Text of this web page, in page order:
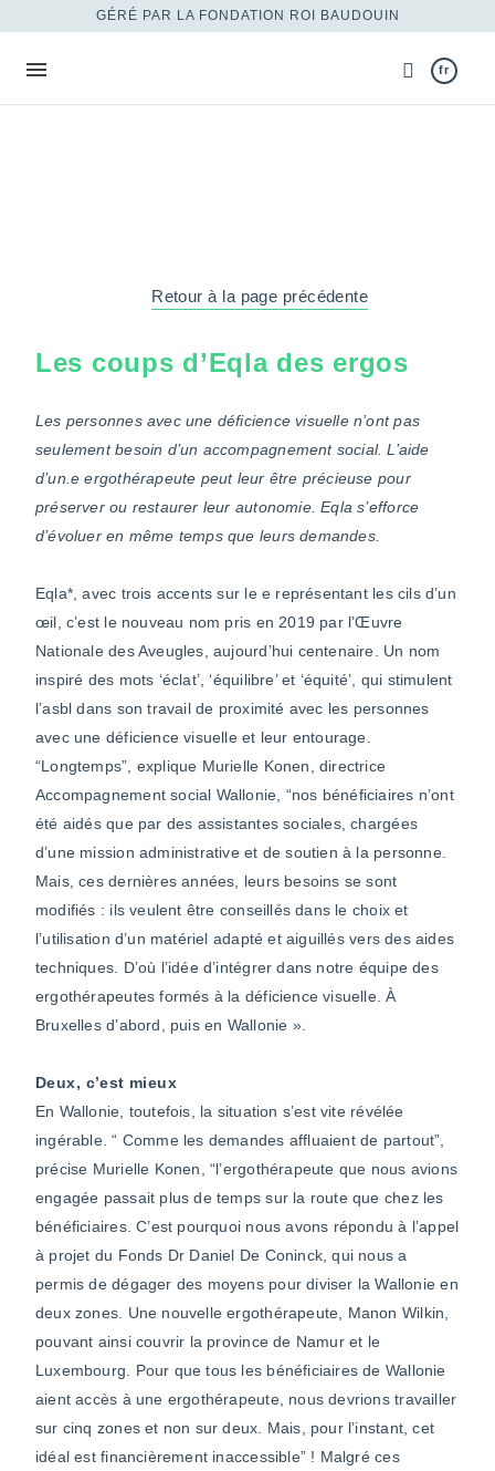
GÉRÉ PAR LA FONDATION ROI BAUDOUIN
fr
Retour à la page précédente
Les coups d’Eqla des ergos
Les personnes avec une déficience visuelle n’ont pas
seulement besoin d’un accompagnement social. L’aide
d’un.e ergothérapeute peut leur être précieuse pour
préserver ou restaurer leur autonomie. Eqla s’efforce
d’évoluer en même temps que leurs demandes.
Eqla*, avec trois accents sur le e représentant les cils d’un
œil, c’est le nouveau nom pris en 2019 par l’Œuvre
Nationale des Aveugles, aujourd’hui centenaire. Un nom
inspiré des mots ‘éclat’, ‘équilibre’ et ‘équité’, qui stimulent
l’asbl dans son travail de proximité avec les personnes
avec une déficience visuelle et leur entourage.
“Longtemps”, explique Murielle Konen, directrice
Accompagnement social Wallonie, “nos bénéficiaires n’ont
été aidés que par des assistantes sociales, chargées
d’une mission administrative et de soutien à la personne.
Mais, ces dernières années, leurs besoins se sont
modifiés : ils veulent être conseillés dans le choix et
l’utilisation d’un matériel adapté et aiguillés vers des aides
techniques. D’où l’idée d’intégrer dans notre équipe des
ergothérapeutes formés à la déficience visuelle. À
Bruxelles d’abord, puis en Wallonie ».
Deux, c’est mieux
En Wallonie, toutefois, la situation s’est vite révélée
ingérable. “ Comme les demandes affluaient de partout”,
précise Murielle Konen, “l’ergothérapeute que nous avions
engagée passait plus de temps sur la route que chez les
bénéficiaires. C’est pourquoi nous avons répondu à l’appel
à projet du Fonds Dr Daniel De Coninck, qui nous a
permis de dégager des moyens pour diviser la Wallonie en
deux zones. Une nouvelle ergothérapeute, Manon Wilkin,
pouvant ainsi couvrir la province de Namur et le
Luxembourg. Pour que tous les bénéficiaires de Wallonie
aient accès à une ergothérapeute, nous devrions travailler
sur cinq zones et non sur deux. Mais, pour l’instant, cet
idéal est financièrement inaccessible” ! Malgré ces